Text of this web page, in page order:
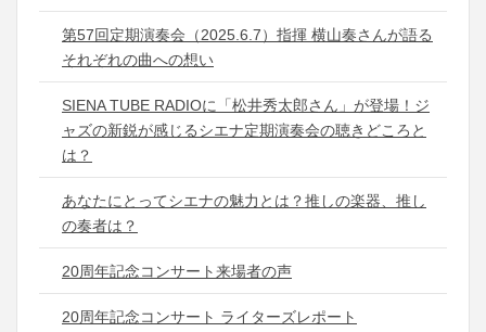
第57回定期演奏会（2025.6.7）指揮 横山奏さんが語る
それぞれの曲への想い
SIENA TUBE RADIOに「松井秀太郎さん」が登場！ジ
ャズの新鋭が感じるシエナ定期演奏会の聴きどころと
は？
あなたにとってシエナの魅力とは？推しの楽器、推し
の奏者は？
20周年記念コンサート来場者の声
20周年記念コンサート ライターズレポート